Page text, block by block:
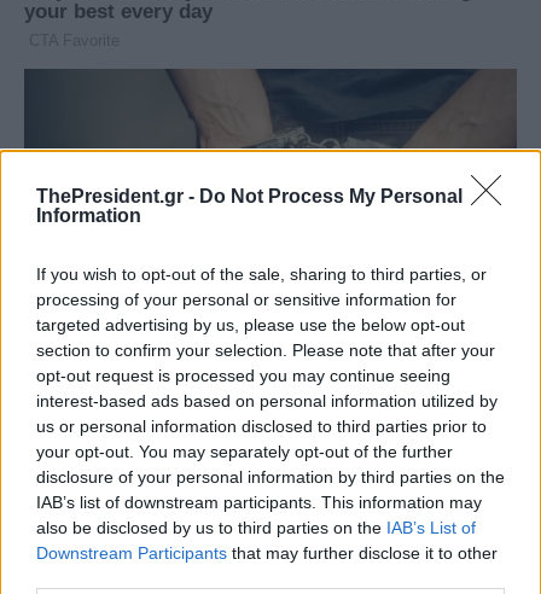
ThePresident.gr - Do Not Process My Personal
Information
If you wish to opt-out of the sale, sharing to third parties, or
processing of your personal or sensitive information for
targeted advertising by us, please use the below opt-out
section to confirm your selection. Please note that after your
opt-out request is processed you may continue seeing
interest-based ads based on personal information utilized by
us or personal information disclosed to third parties prior to
your opt-out. You may separately opt-out of the further
disclosure of your personal information by third parties on the
IAB’s list of downstream participants. This information may
also be disclosed by us to third parties on the IAB’s List of
Downstream Participants that may further disclose it to other